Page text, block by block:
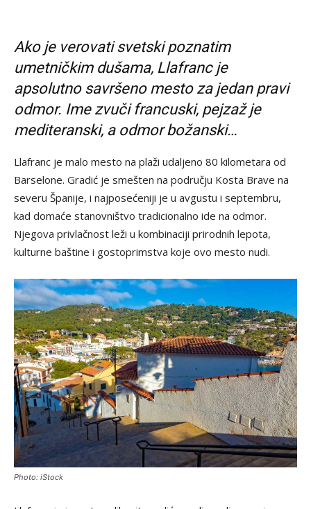
Ako je verovati svetski poznatim
umetničkim dušama, Llafranc je
apsolutno savršeno mesto za jedan pravi
odmor. Ime zvuči francuski, pejzaž je
mediteranski, a odmor božanski…
Llafranc je malo mesto na plaži udaljeno 80 kilometara od
Barselone. Gradić je smešten na području Kosta Brave na
severu Španije, i najposećeniji je u avgustu i septembru,
kad domaće stanovništvo tradicionalno ide na odmor.
Njegova privlačnost leži u kombinaciji prirodnih lepota,
kulturne baštine i gostoprimstva koje ovo mesto nudi.
Photo: iStock